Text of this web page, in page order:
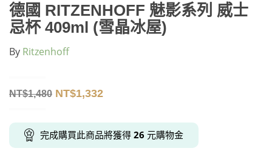
德國 RITZENHOFF 魅影系列 威士
忌杯 409ml (雪晶冰屋)
By Ritzenhoff
NT$1,480 NT$1,332
完成購買此商品將獲得 26 元購物金